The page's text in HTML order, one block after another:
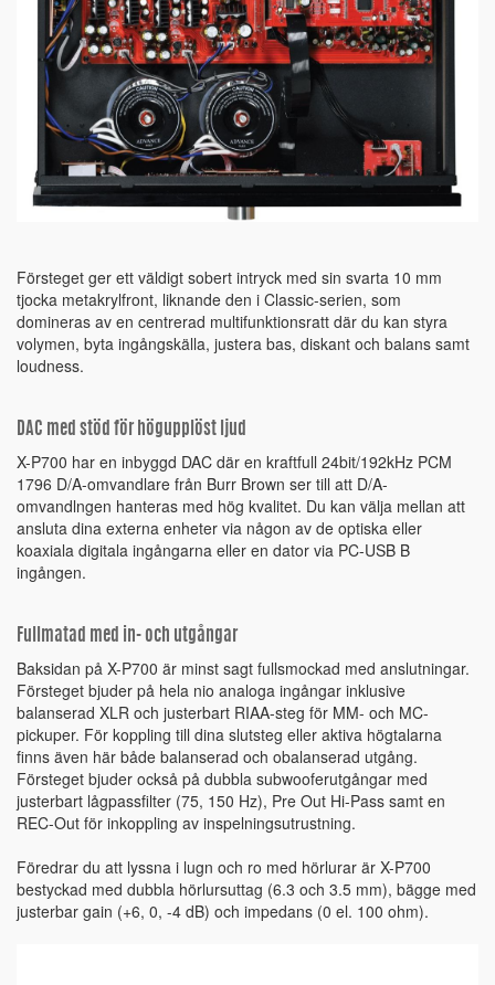
Försteget ger ett väldigt sobert intryck med sin svarta 10 mm
tjocka metakrylfront, liknande den i Classic-serien, som
domineras av en centrerad multifunktionsratt där du kan styra
volymen, byta ingångskälla, justera bas, diskant och balans samt
loudness.
DAC med stöd för högupplöst ljud
X-P700 har en inbyggd DAC där en kraftfull 24bit/192kHz PCM
1796 D/A-omvandlare från Burr Brown ser till att D/A-
omvandlngen hanteras med hög kvalitet. Du kan välja mellan att
ansluta dina externa enheter via någon av de optiska eller
koaxiala digitala ingångarna eller en dator via PC-USB B
ingången.
Fullmatad med in- och utgångar
Baksidan på X-P700 är minst sagt fullsmockad med anslutningar.
Försteget bjuder på hela nio analoga ingångar inklusive
balanserad XLR och justerbart RIAA-steg för MM- och MC-
pickuper. För koppling till dina slutsteg eller aktiva högtalarna
finns även här både balanserad och obalanserad utgång.
Försteget bjuder också på dubbla subwooferutgångar med
justerbart lågpassfilter (75, 150 Hz), Pre Out Hi-Pass samt en
REC-Out för inkoppling av inspelningsutrustning.
Föredrar du att lyssna i lugn och ro med hörlurar är X-P700
bestyckad med dubbla hörlursuttag (6.3 och 3.5 mm), bägge med
justerbar gain (+6, 0, -4 dB) och impedans (0 el. 100 ohm).